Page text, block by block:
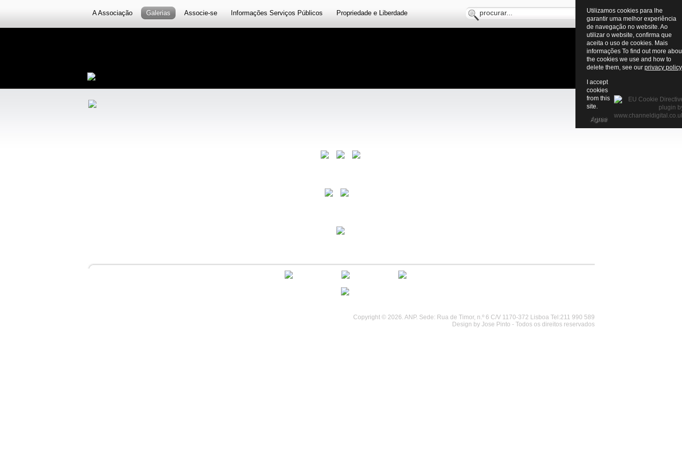
A Associação Galerias Associe-se Informações Serviços Públicos Propriedade e Liberdade
Copyright © 2026. ANP. Sede: Rua de Timor, n.º 6 C/V 1170-372 Lisboa Tel:211 990 589
Design by Jose Pinto - Todos os direitos reservados
Utilizamos cookies para lhe
garantir uma melhor experiência
de navegação no website. Ao
utilizar o website, confirma que
aceita o uso de cookies. Mais
informações To find out more
the cookies we use and how to
delete them, see our privacy policy
I accept
cookies
from this
site.
Agree